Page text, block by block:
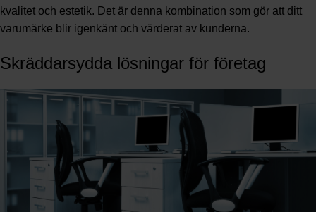
kvalitet och estetik. Det är denna kombination som gör att ditt
varumärke blir igenkänt och värderat av kunderna.
Skräddarsydda lösningar för företag